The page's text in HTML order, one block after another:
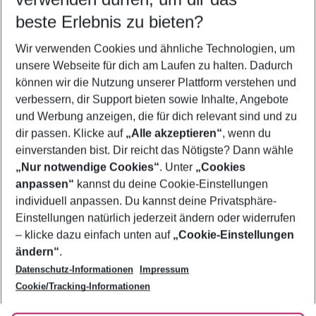
5-8 Nächte
2 Erwachsene Keine Kinder
Mehr Filter anzeigen
Footer
Footer navigation
Über uns
AGB
Bestpreisgarantie
Cookie-Einstellungen ändern
Cookie-Richtlinie
Agenturbetreuung
Barrierefreies Reisen
Folge uns
beste Erlebnis zu bieten?
Wir verwenden Cookies und ähnliche Technologien, um
unsere Webseite für dich am Laufen zu halten. Dadurch
können wir die Nutzung unserer Plattform verstehen und
verbessern, dir Support bieten sowie Inhalte, Angebote
und Werbung anzeigen, die für dich relevant sind und zu
dir passen. Klicke auf „Alle akzeptieren“, wenn du
einverstanden bist. Dir reicht das Nötigste? Dann wähle
„Nur notwendige Cookies“. Unter „Cookies
anpassen“ kannst du deine Cookie-Einstellungen
individuell anpassen. Du kannst deine Privatsphäre-
Einstellungen natürlich jederzeit ändern oder widerrufen
– klicke dazu einfach unten auf „Cookie-Einstellungen
ändern“.
Datenschutz-Informationen
Impressum
Cookie/Tracking-Informationen